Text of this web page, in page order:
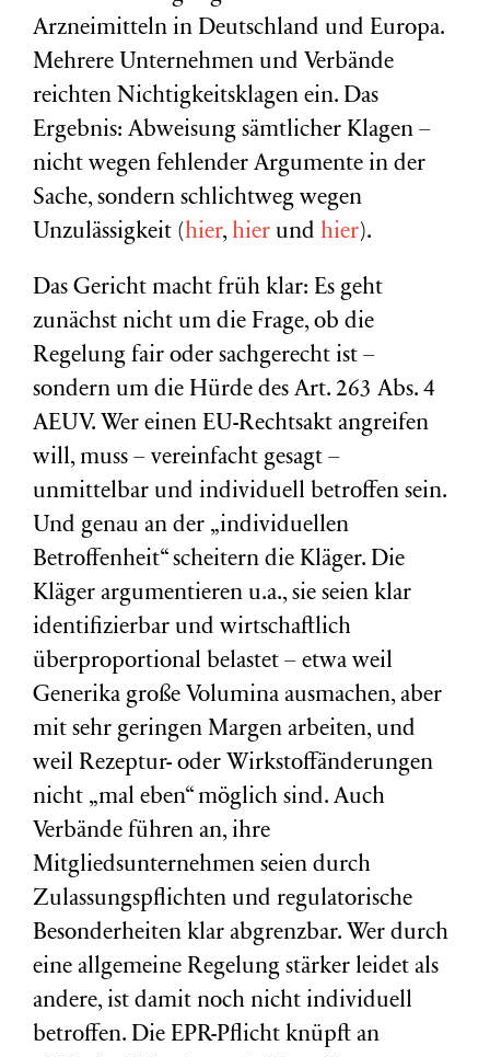
Arzneimitteln in Deutschland und Europa.
Mehrere Unternehmen und Verbände
reichten Nichtigkeitsklagen ein. Das
Ergebnis: Abweisung sämtlicher Klagen –
nicht wegen fehlender Argumente in der
Sache, sondern schlichtweg wegen
Unzulässigkeit (hier, hier und hier).
Das Gericht macht früh klar: Es geht
zunächst nicht um die Frage, ob die
Regelung fair oder sachgerecht ist –
sondern um die Hürde des Art. 263 Abs. 4
AEUV. Wer einen EU-Rechtsakt angreifen
will, muss – vereinfacht gesagt –
unmittelbar und individuell betroffen sein.
Und genau an der „individuellen
Betroffenheit“ scheitern die Kläger. Die
Kläger argumentieren u.a., sie seien klar
identifizierbar und wirtschaftlich
überproportional belastet – etwa weil
Generika große Volumina ausmachen, aber
mit sehr geringen Margen arbeiten, und
weil Rezeptur- oder Wirkstoffänderungen
nicht „mal eben“ möglich sind. Auch
Verbände führen an, ihre
Mitgliedsunternehmen seien durch
Zulassungspflichten und regulatorische
Besonderheiten klar abgrenzbar. Wer durch
eine allgemeine Regelung stärker leidet als
andere, ist damit noch nicht individuell
betroffen. Die EPR-Pflicht knüpft an